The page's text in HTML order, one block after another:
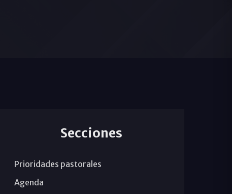
Secciones
Prioridades pastorales
Agenda